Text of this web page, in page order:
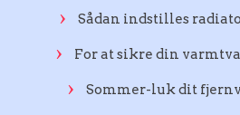
Sådan indstilles
For at sikre din
Sommer-luk dit